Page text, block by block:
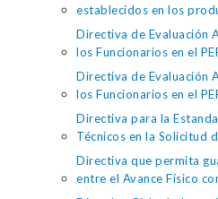
establecidos en los
Directiva de Evaluación
los Funcionarios en el
Directiva de Evaluación
los Funcionarios en el
Directiva para la
Técnicos en la Solicitud
Directiva que permita
entre el Avance Físico